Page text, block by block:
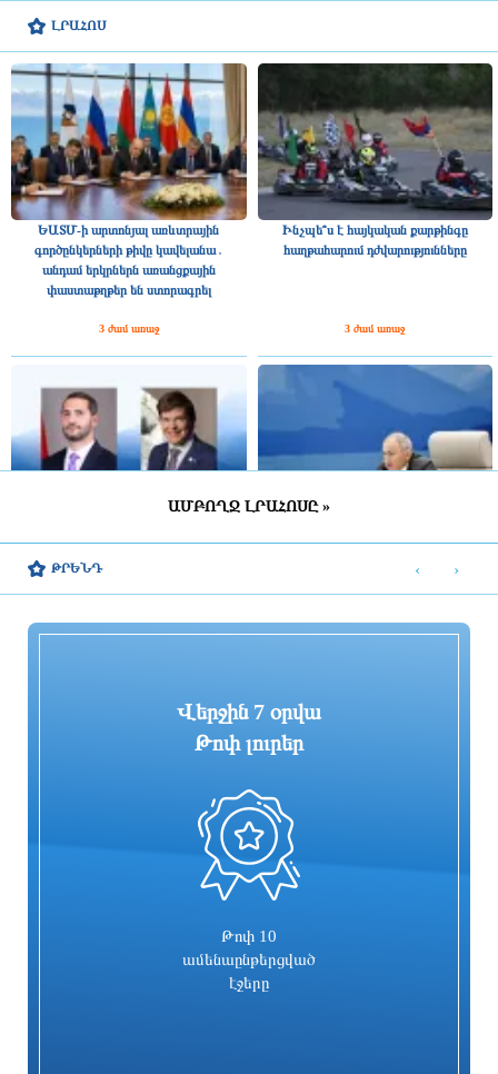
ԼՐԱՀՈՍ
ԵԱՏՄ-ի արտոնյալ առևտրային
գործընկերների թիվը կավելանա․
անդամ երկրներն առանցքային
փաստաթղթեր են ստորագրել
3 ժամ առաջ
Ինչպե՞ս է հայկական քարթինգը
հաղթահարում դժվարությունները
3 ժամ առաջ
ՀՀ ԱԺ նախագահի պաշտոնում
ընտրվելու կապակցությամբ
Գարեգին Բ-ի և վեց եպիսկոպոսների
ինքնաբացարկ հայտնեց. նոր
Իսրայելն արձագանքել է Թուրքիայի
ԱՄԲՈՂՋ ԼՐԱՀՈՍԸ »
ԹՐԵՆԴ
Վերջին 7 օրվա
Թոփ լուրեր
Թոփ 10
ամենաընթերցված
էջերը
‹ ›